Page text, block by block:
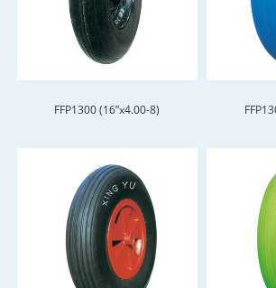
FFP1300 (16”x4.00-8)